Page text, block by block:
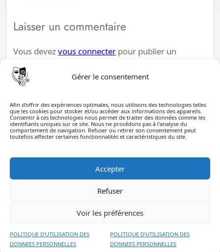
Gérer le consentement
Afin d'offrir des expériences optimales, nous utilisons des technologies telles
que les cookies pour stocker et/ou accéder aux informations des appareils.
Consentir à ces technologies nous permet de traiter des données comme les
identifiants uniques sur ce site. Nous ne procédons pas à l'analyse du
comportement de navigation. Refuser ou retirer son consentement peut
toutefois affecter certaines fonctionnalités et caractéristiques du site.
Accepter
Refuser
Voir les préférences
POLITIQUE D’UTILISATION DES
DONNEES PERSONNELLES
POLITIQUE D’UTILISATION DES
DONNEES PERSONNELLES
Laisser un commentaire
Vous devezvous connecter pour publier un
commentaire.
ECOSplay
ECOSplay est une plateforme pédagogique dédiée à la
formation aux ECOS de médecine